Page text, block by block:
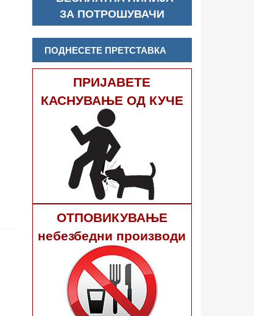
ЗА ПОТРОШУВАЧИ
ПОДНЕСЕТЕ ПРЕТСТАВКА
ПРИЈАВЕТЕ
КАСНУВАЊЕ ОД КУЧЕ
ОТПОВИКУВАЊЕ
небезбедни производи